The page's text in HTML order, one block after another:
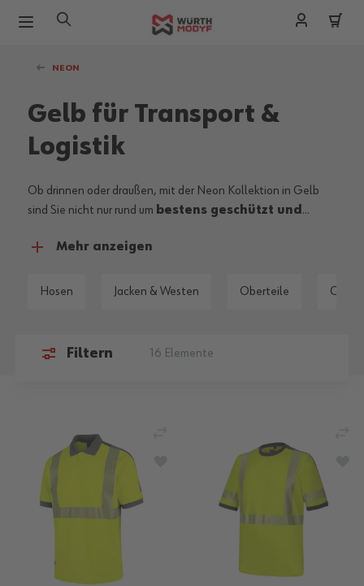
NEON
Gelb für Transport &
Logistik
Ob drinnen oder draußen, mit der Neon Kollektion in Gelb
sind Sie nicht nur rund um bestens geschützt und
beeindruckenden Tragekomfort
mit German Design Award
ausgezeichnet.
Mehr anzeigen
Hosen Jacken & Westen Oberteile
Filtern 16 Elemente
ZUR WUNSCHLISTE HINZUFÜGEN